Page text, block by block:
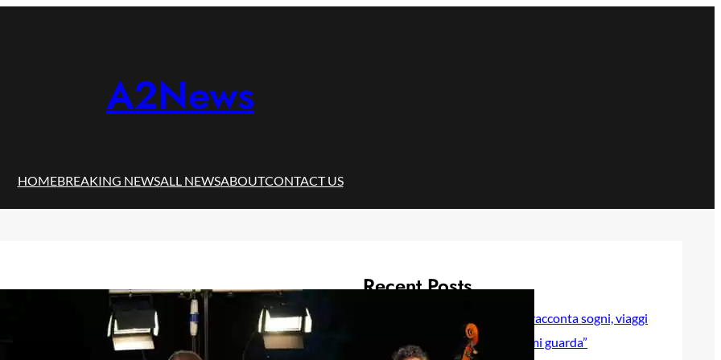
A2News
HOMEBREAKING NEWSALL NEWSABOUTCONTACT US
Recent Posts
Selly baby modella Italia racconta sogni, viaggi
e sentimenti in “Luna lei mi guarda”